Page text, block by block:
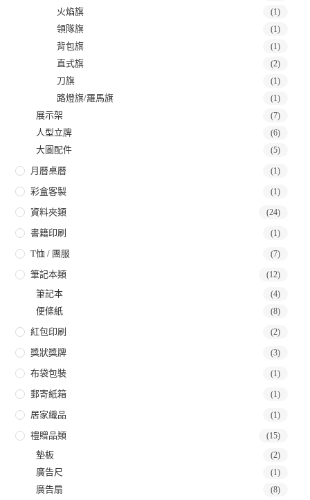
火焰旗 (1)
領隊旗 (1)
背包旗 (1)
直式旗 (2)
刀旗 (1)
路燈旗/羅馬旗 (1)
展示架 (7)
人型立牌 (6)
大圖配件 (5)
月曆桌曆 (1)
彩盒客製 (1)
資料夾類 (24)
書籍印刷 (1)
T恤 / 團服 (7)
筆記本類 (12)
筆記本 (4)
便條紙 (8)
紅包印刷 (2)
獎狀獎牌 (3)
布袋包裝 (1)
郵寄紙箱 (1)
居家織品 (1)
禮贈品類 (15)
墊板 (2)
廣告尺 (1)
廣告扇 (8)